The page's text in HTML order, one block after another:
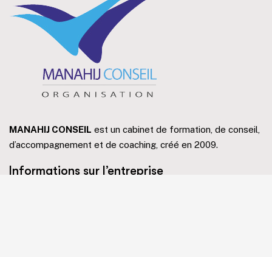
MANAHIJ CONSEIL est un cabinet de formation, de conseil,
d’accompagnement et de coaching, créé en 2009.
Informations sur l’entreprise